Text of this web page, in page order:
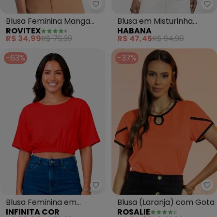
Rovitex - Blusa Feminina
Blusa Feminina Manga
Curta (Laranja)
ROVITEX
R$ 34,99R$ 79,99
Blusa em Misturinha
(Laranja)
HABANA
R$ 47,45R$ 94,90
-63%
Infinita Cor - Blusa Feminina
Blusa Feminina em
Viscose (Laranja)
INFINITA COR
-37%
Blusa (Laranja) com Gota
ROSALIE